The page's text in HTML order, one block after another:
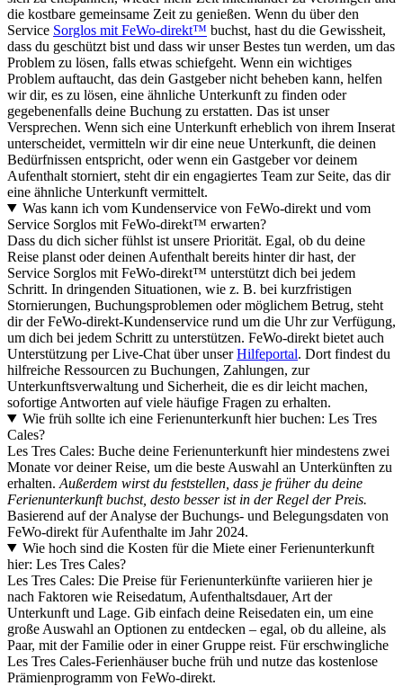
die kostbare gemeinsame Zeit zu genießen. Wenn du über den
Service Sorglos mit FeWo-direkt™ buchst, hast du die Gewissheit,
dass du geschützt bist und dass wir unser Bestes tun werden, um das
Problem zu lösen, falls etwas schiefgeht. Wenn ein wichtiges
Problem auftaucht, das dein Gastgeber nicht beheben kann, helfen
wir dir, es zu lösen, eine ähnliche Unterkunft zu finden oder
gegebenenfalls deine Buchung zu erstatten. Das ist unser
Versprechen. Wenn sich eine Unterkunft erheblich von ihrem Inserat
unterscheidet, vermitteln wir dir eine neue Unterkunft, die deinen
Bedürfnissen entspricht, oder wenn ein Gastgeber vor deinem
Aufenthalt storniert, steht dir ein engagiertes Team zur Seite, das dir
eine ähnliche Unterkunft vermittelt.
Was kann ich vom Kundenservice von FeWo-direkt und vom
Service Sorglos mit FeWo-direkt™ erwarten?
Dass du dich sicher fühlst ist unsere Priorität. Egal, ob du deine
Reise planst oder deinen Aufenthalt bereits hinter dir hast, der
Service Sorglos mit FeWo-direkt™ unterstützt dich bei jedem
Schritt. In dringenden Situationen, wie z. B. bei kurzfristigen
Stornierungen, Buchungsproblemen oder möglichem Betrug, steht
dir der FeWo-direkt-Kundenservice rund um die Uhr zur Verfügung,
um dich bei jedem Schritt zu unterstützen. FeWo-direkt bietet auch
Unterstützung per Live-Chat über unserHilfeportal. Dort findest du
hilfreiche Ressourcen zu Buchungen, Zahlungen, zur
Unterkunftsverwaltung und Sicherheit, die es dir leicht machen,
sofortige Antworten auf viele häufige Fragen zu erhalten.
Wie früh sollte ich eine Ferienunterkunft hier buchen: Les Tres
Cales?
Les Tres Cales: Buche deine Ferienunterkunft hier mindestens zwei
Monate vor deiner Reise, um die beste Auswahl an Unterkünften zu
erhalten. Außerdem wirst du feststellen, dass je früher du deine
Ferienunterkunft buchst, desto besser ist in der Regel der Preis.
Basierend auf der Analyse der Buchungs- und Belegungsdaten von
FeWo-direkt für Aufenthalte im Jahr 2024.
Wie hoch sind die Kosten für die Miete einer Ferienunterkunft
hier: Les Tres Cales?
Les Tres Cales: Die Preise für Ferienunterkünfte variieren hier je
nach Faktoren wie Reisedatum, Aufenthaltsdauer, Art der
Unterkunft und Lage. Gib einfach deine Reisedaten ein, um eine
große Auswahl an Optionen zu entdecken – egal, ob du alleine, als
Paar, mit der Familie oder in einer Gruppe reist. Für erschwingliche
Les Tres Cales-Ferienhäuser buche früh und nutze das kostenlose
Prämienprogramm von FeWo-direkt.